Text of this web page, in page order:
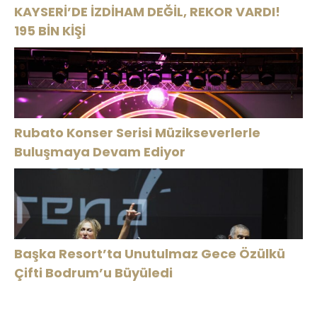
KAYSERİ’DE İZDİHAM DEĞİL, REKOR VARDI!
195 BİN KİŞİ
Rubato Konser Serisi Müzikseverlerle
Buluşmaya Devam Ediyor
Başka Resort’ta Unutulmaz Gece Özülkü
Çifti Bodrum’u Büyüledi